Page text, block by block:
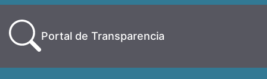
Portal de Transparencia